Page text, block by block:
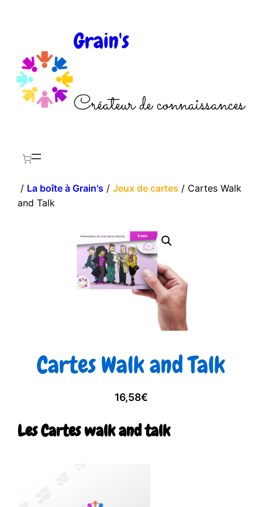
Grain's
Créateur de connaissances
/ La boîte à Grain's /Jeux de cartes / Cartes Walk
and Talk
Cartes Walk and Talk
16,58€
Les Cartes walk and talk